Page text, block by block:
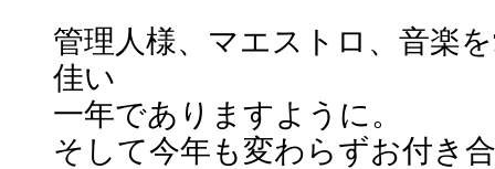
管理人様、マエストロ、音楽
佳い
一年でありますように。
そして今年も変わらずお付き